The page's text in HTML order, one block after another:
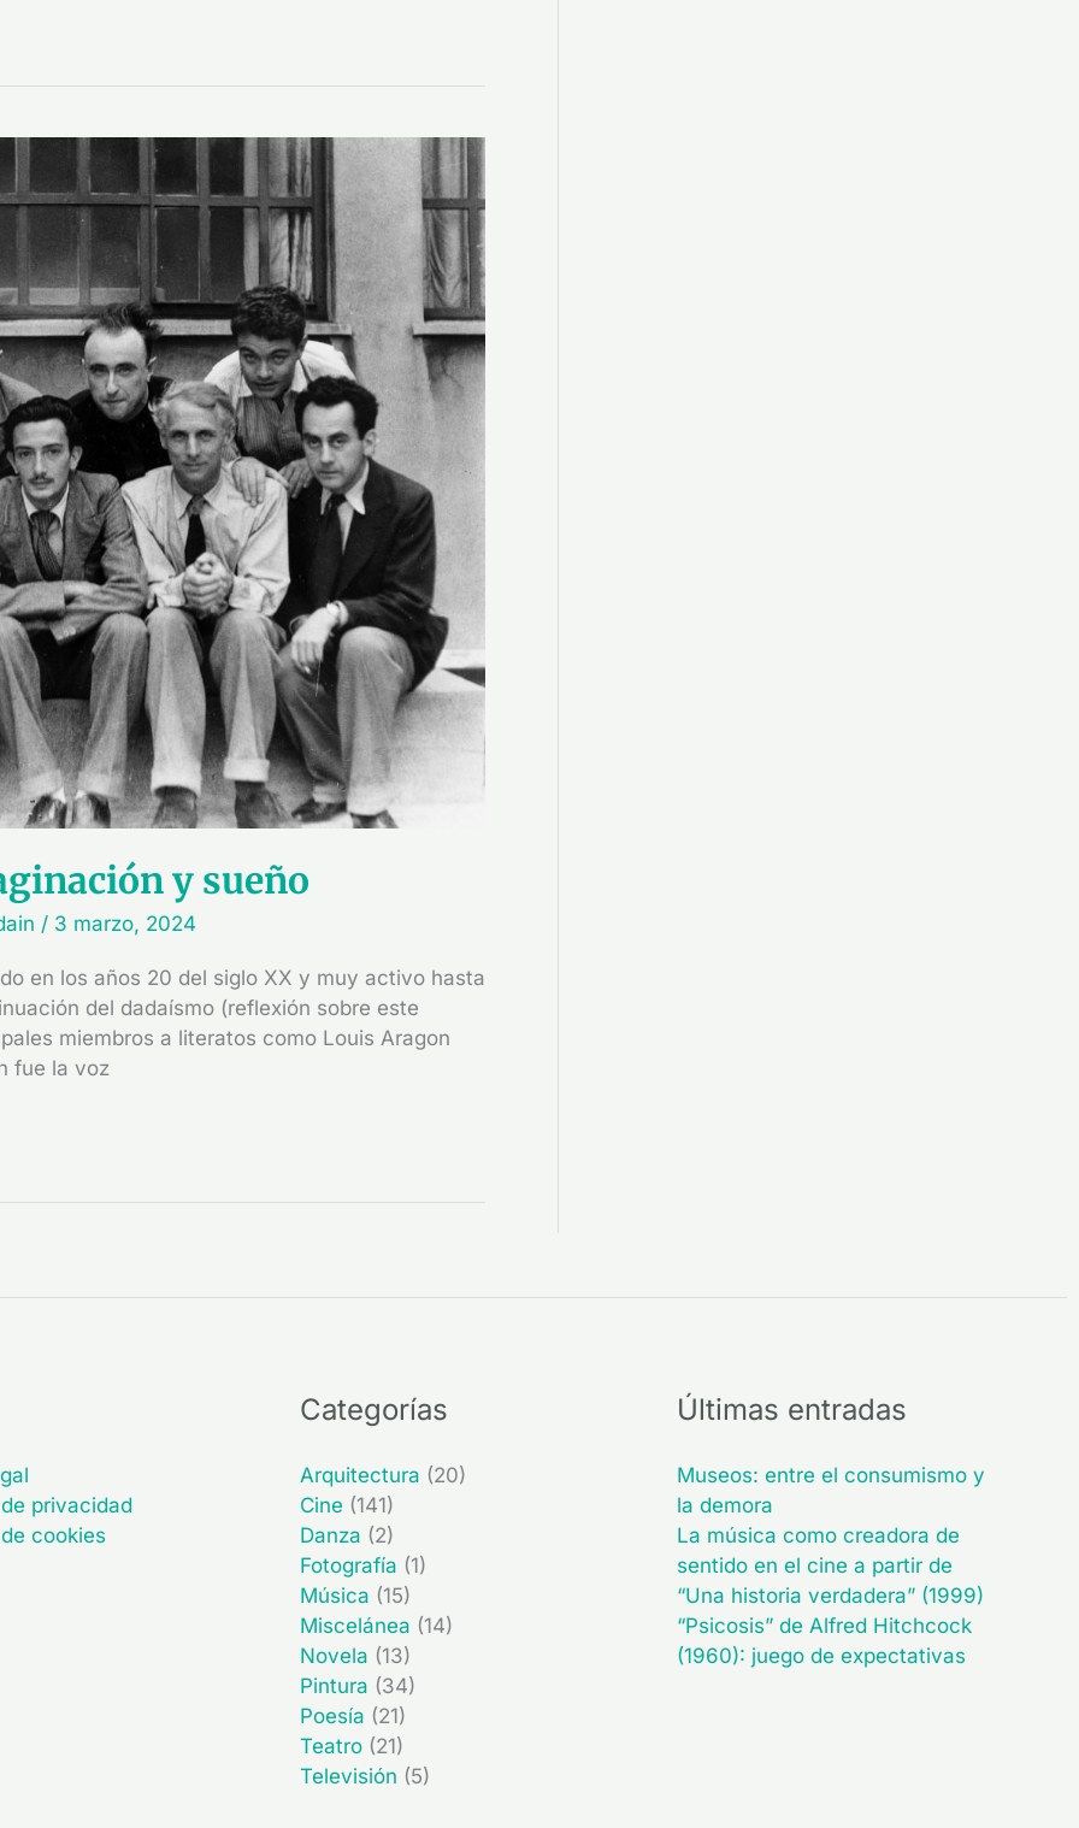
y sueño
/ 3 marzo, 2024
en los años 20 del siglo XX y muy activo hasta
del dadaísmo (reflexión sobre este
miembros a literatos como Louis Aragon
fue la voz
privacidad
cookies
Categorías
Arquitectura (20)
Cine (141)
Danza (2)
Fotografía (1)
Música (15)
Miscelánea (14)
Novela (13)
Pintura (34)
Poesía (21)
Teatro (21)
Televisión (5)
Últimas entradas
Museos: entre el consumismo y
la demora
La música como creadora de
sentido en el cine a partir de
“Una historia verdadera” (1999)
“Psicosis” de Alfred Hitchcock
(1960): juego de expectativas